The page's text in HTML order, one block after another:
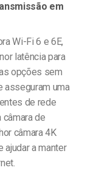
em
Wi-Fi 6 e 6E,
latência para
opções sem
asseguram uma
de rede
de
câmara 4K
ajudar a manter